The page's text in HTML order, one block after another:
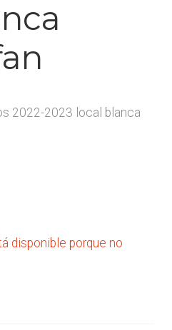
2022-2023 local blanca
disponible porque no